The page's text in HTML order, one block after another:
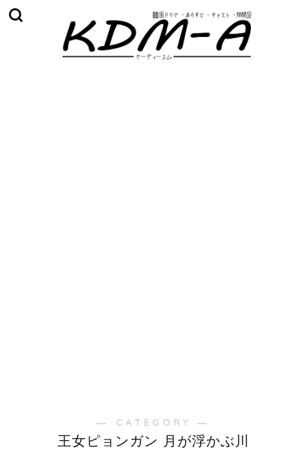
― CATEGORY ―
王女ピョンガン 月が浮かぶ川